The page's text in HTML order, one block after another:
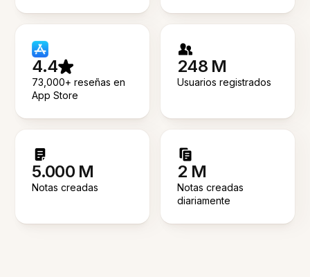
4.4
73,000+ reseñas en
App Store
248 M
Usuarios registrados
5.000 M
Notas creadas
2 M
Notas creadas
diariamente